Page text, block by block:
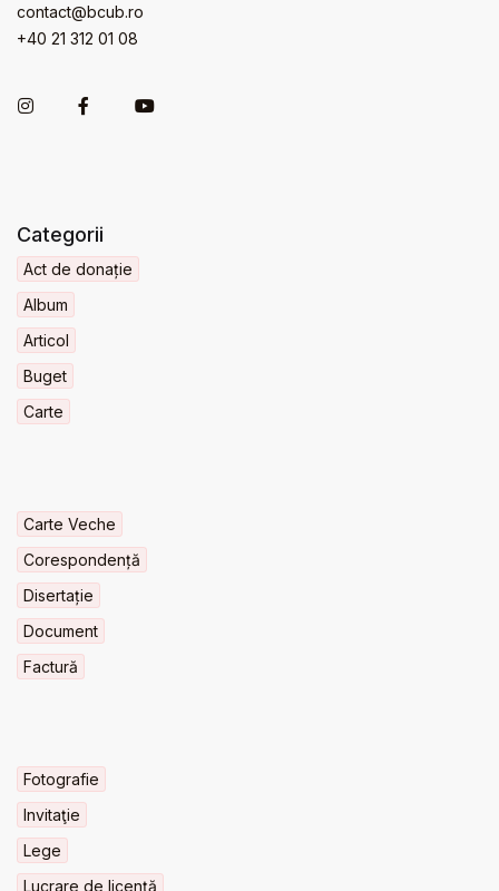
contact@bcub.ro
+40 21 312 01 08
Categorii
Act de donație
Album
Articol
Buget
Carte
Carte Veche
Corespondență
Disertație
Document
Factură
Fotografie
Invitaţie
Lege
Lucrare de licență